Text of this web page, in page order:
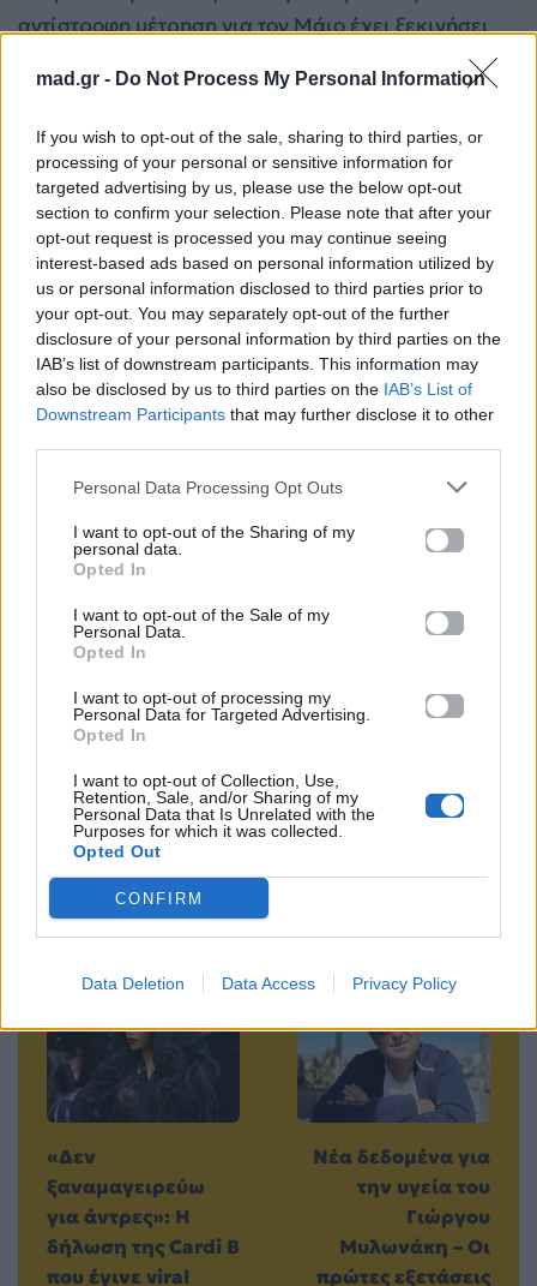
mad.gr - Do Not Process My Personal Information
If you wish to opt-out of the sale, sharing to third parties, or
processing of your personal or sensitive information for
targeted advertising by us, please use the below opt-out
section to confirm your selection. Please note that after your
opt-out request is processed you may continue seeing
interest-based ads based on personal information utilized by
us or personal information disclosed to third parties prior to
your opt-out. You may separately opt-out of the further
disclosure of your personal information by third parties on the
IAB’s list of downstream participants. This information may
also be disclosed by us to third parties on the IAB’s List of
Downstream Participants that may further disclose it to other
Personal Data Processing Opt Outs
I want to opt-out of the Sharing of my
personal data.
Opted In
I want to opt-out of the Sale of my
Personal Data.
Opted In
I want to opt-out of processing my
Personal Data for Targeted Advertising.
Opted In
I want to opt-out of Collection, Use,
Retention, Sale, and/or Sharing of my
Personal Data that Is Unrelated with the
Purposes for which it was collected.
Opted Out
CONFIRM
Data Deletion Data Access Privacy Policy
αντίστροφη μέτρηση για τον Μάιο έχει ξεκινήσει
και, αν κρίνουμε από τους συντελεστές, η Κύπρος
είναι ήδη νικήτρια στις εντυπώσεις.
Αντιγόνη-Ελένη Φουρέιρα: Η πρώτη κοινή
εμφάνιση που έγινε viral στα social media
Για σχόλια, μηνύματα ή φωτογραφικό υλικό
σχετικά με τοMad.gr, επισκεφτείτε μας στο
Facebook , επικοινωνήστε μέσωTwitterή
ακολουθήστε μας στοInstagram.
Antigoni Buxton Eurovision 2026 NatarGeorgiou
outfit
Αντιγόνη
ΚΥΠΡΟΣ
Mad.gr στο Google
Ακολουθήστε το
«Δεν
ξαναμαγειρεύω
για άντρες»: Η
δήλωση της Cardi B
που έγινε viral
Νέα δεδομένα για
την υγεία του
Γιώργου
Μυλωνάκη – Οι
πρώτες εξετάσεις